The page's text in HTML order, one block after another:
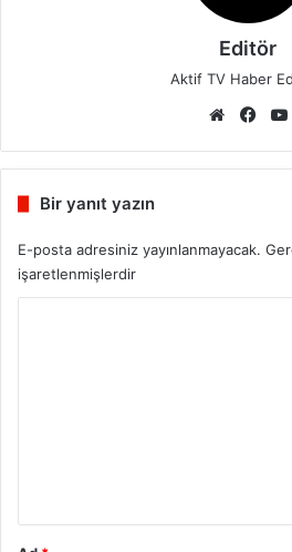
Editör
Aktif TV Haber
We
sit
Fa
bo
Bir yanıt yazın
E-posta adresiniz yayınlanmayacak.
işaretlenmişlerdir